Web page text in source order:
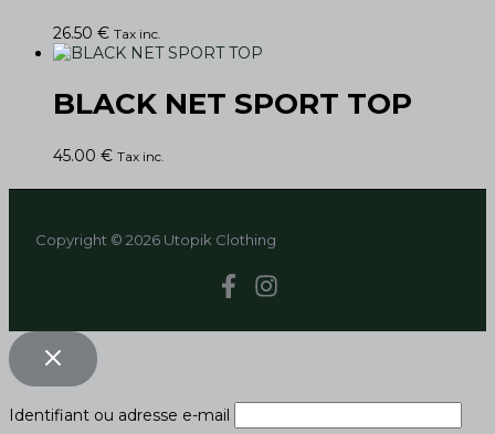
26.50 € Tax inc.
BLACK NET SPORT TOP
45.00 € Tax inc.
Copyright © 2026 Utopik Clothing
Identifiant ou adresse e-mail